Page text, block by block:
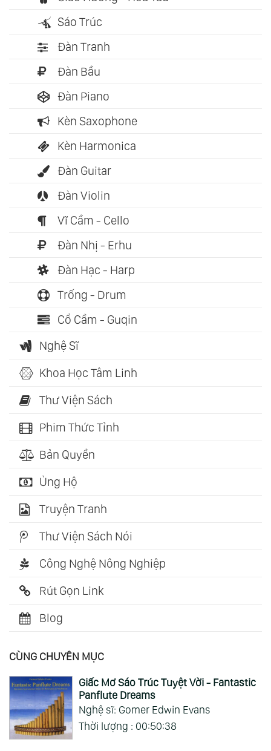
Sáo Trúc
Đàn Tranh
Đàn Bầu
Đàn Piano
Kèn Saxophone
Kèn Harmonica
Đàn Guitar
Đàn Violin
Vĩ Cầm - Cello
Đàn Nhị - Erhu
Đàn Hạc - Harp
Trống - Drum
Cổ Cầm - Guqin
Nghệ Sĩ
Khoa Học Tâm Linh
Thư Viện Sách
Phim Thức Tỉnh
Bản Quyền
Ủng Hộ
Truyện Tranh
Thư Viện Sách Nói
Công Nghệ Nông Nghiệp
Rút Gọn Link
Blog
CÙNG CHUYÊN MỤC
Giấc Mơ Sáo Trúc Tuyệt Vời - Fantastic
Panflute Dreams
Nghệ sĩ: Gomer Edwin Evans
Thời lượng : 00:50:38